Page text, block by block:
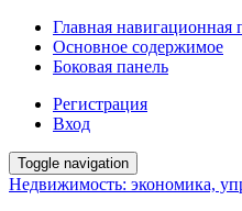
Главная навигационная
Основное содержимое
Боковая панель
Регистрация
Вход
Toggle navigation
Недвижимость: экономика,